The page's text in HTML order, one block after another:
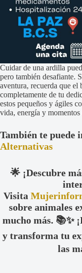
Cuidar de una ardilla
pero también desafiante.
aventura, recuerda que el
completamente de tu
estos pequeños y ágiles
vida, energía y
También te puede
Alternativas
🌟 ¡Descubre
Visita
sobre animales
mucho más. 📚✨
y transforma tu
las